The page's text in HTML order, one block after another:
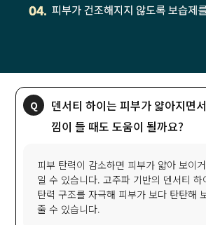
덴서티 하이는 피부가 얇아지면
낌이 들 때도 도움이 될까요?
피부 탄력이 감소하면 피부가 얇아 보이
일 수 있습니다. 고주파 기반의 덴서티
탄력 구조를 자극해 피부가 보다 탄탄해
줄 수 있습니다.